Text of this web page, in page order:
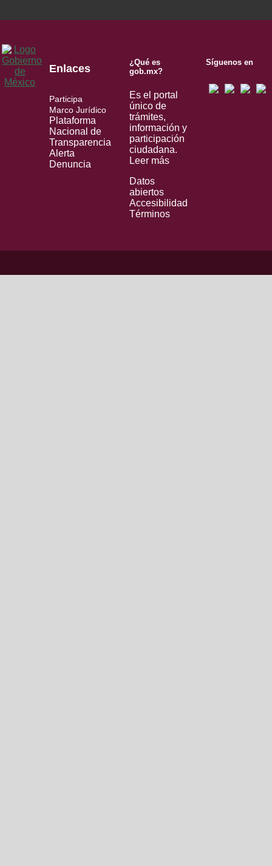
Enlaces
Participa
Marco Jurídico
Plataforma
Nacional de
Transparencia
Alerta
Denuncia
¿Qué es
gob.mx?
Es el portal
único de
trámites,
información y
participación
ciudadana.
Leer más
Datos
abiertos
Accesibilidad
Términos
Síguenos en